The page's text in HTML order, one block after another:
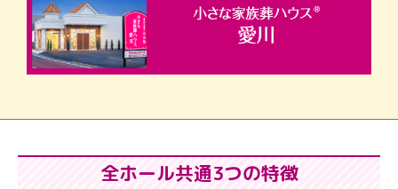
全ホール共通3つの特徴